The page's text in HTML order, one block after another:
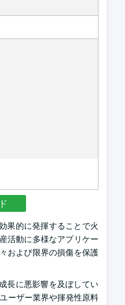
果的に発揮することで火
活動に多様なアプリケー
および限界の損傷を保護
長に悪影響を及ぼしてい
ーザー業界や揮発性原料